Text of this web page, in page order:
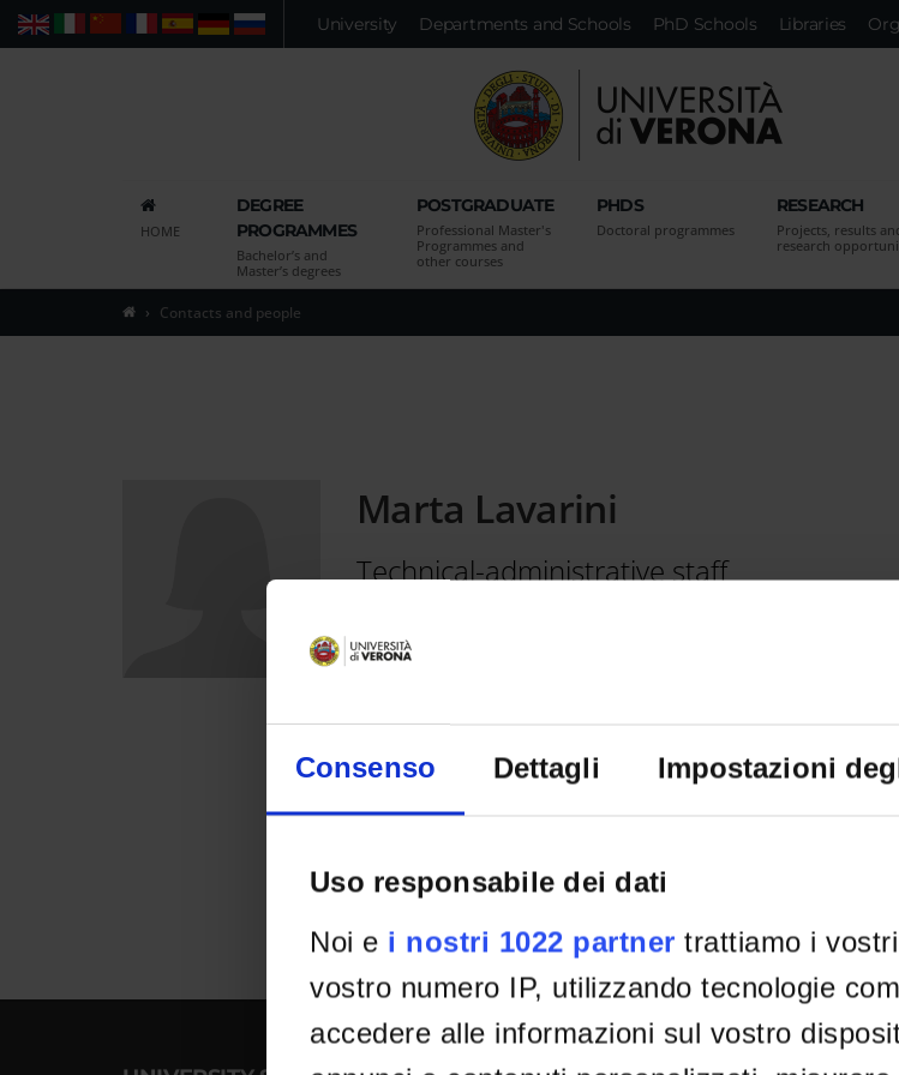
Consenso Dettagli Impostazioni
Uso responsabile dei dati
Noi e i nostri 1022 partner trattiamo i
vostro numero IP, utilizzando tecnologie
accedere alle informazioni sul vostro
Vai
al
principale
Web People Advanced search
University Departments and Schools PhD Schools Libraries
HOME
DEGREE
PROGRAMMES
Bachelor’s and
Master’s degrees
POSTGRADUATE
Professional Master's
Programmes and
other courses
PHDS
Doctoral programmes
RESEARCH
Projects, results
research
Contacts and people
Marta Lavarini
Technical-administrative staff
Contact
information
Email